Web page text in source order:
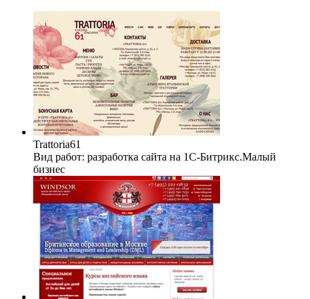
Trattoria61
Вид работ: разработка сайта на 1C-Битрикс.Малый
бизнес